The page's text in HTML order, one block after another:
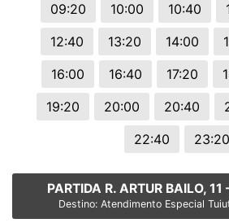
09:20
10:00 10:40
12:40
13:20 14:00
16:00
16:40 17:20
19:20
20:00 20:40
22:40
23:20
PARTIDA R. ARTUR BAILO, 11
Destino: Atendimento Especial